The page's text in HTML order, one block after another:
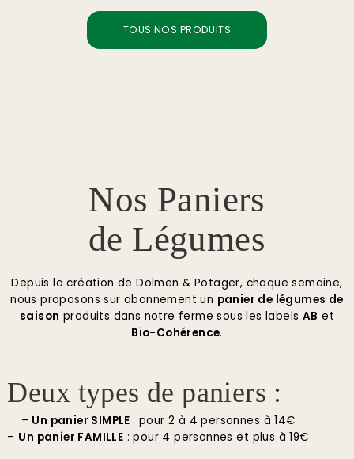
TOUS NOS PRODUITS
Nos Paniers
de Légumes
Depuis la création de Dolmen & Potager, chaque semaine,
nous proposons sur abonnement un panier de légumes de
saison produits dans notre ferme sous les labels AB et
Bio-Cohérence.
Deux types de paniers :
– Un panier SIMPLE: pour 2 à 4 personnes à 14€
– Un panier FAMILLE : pour 4 personnes et plus à 19€